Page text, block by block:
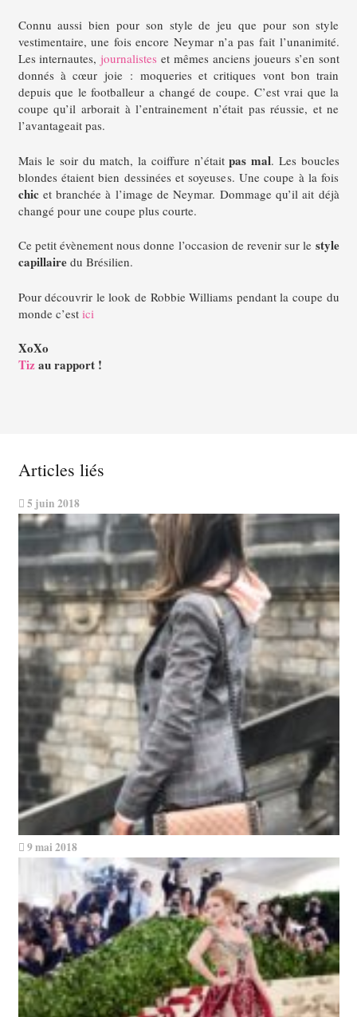
Connu aussi bien pour son style de jeu que pour son style
vestimentaire, une fois encore Neymar n’a pas fait l’unanimité.
Les internautes,journalistes et mêmes anciens joueurs s’en sont
donnés à cœur joie : moqueries et critiques vont bon train
depuis que le footballeur a changé de coupe. C’est vrai que la
coupe qu’il arborait à l’entrainement n’était pas réussie, et ne
l’avantageait pas.
Mais le soir du match, la coiffure n’étaitpas mal. Les boucles
blondes étaient bien dessinées et soyeuses. Une coupe à la fois
chicet branchée à l’image de Neymar. Dommage qu’il ait déjà
changé pour une coupe plus courte.
Ce petit évènement nous donne l’occasion de revenir sur le style
capillairedu Brésilien.
Pour découvrir le look de Robbie Williams pendant la coupe du
monde c’est ici
XoXo
Tizau rapport !
Articles liés
5 juin 2018
9 mai 2018